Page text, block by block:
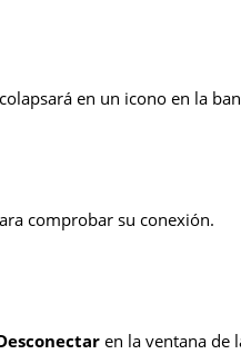
en un icono en la
comprobar su conexión.
en la ventana de